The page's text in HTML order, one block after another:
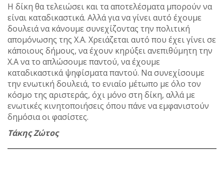
Η δίκη θα τελειώσει και τα αποτελέσματα μπορούν να
είναι καταδικαστικά. Αλλά για να γίνει αυτό έχουμε
δουλειά να κάνουμε συνεχίζοντας την πολιτική
απομόνωσης της Χ.Α. Χρειάζεται αυτό που έχει γίνει σε
κάποιους δήμους, να έχουν κηρύξει ανεπιθύμητη την
Χ.Α να το απλώσουμε παντού, να έχουμε
καταδικαστικά ψηφίσματα παντού. Να συνεχίσουμε
την ενωτική δουλειά, το ενιαίο μέτωπο με όλο τον
κόσμο της αριστεράς, όχι μόνο στη δίκη, αλλά με
ενωτικές κινητοποιήσεις όπου πάνε να εμφανιστούν
δημόσια οι φασίστες.
Τάκης Ζώτος